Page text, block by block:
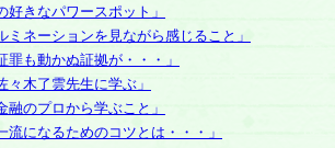
好きなパワースポット」
ミネーションを見ながら感じること」
罪も動かぬ証拠が・・・」
々木了雲先生に学ぶ」
融のプロから学ぶこと」
流になるためのコツとは・・・」